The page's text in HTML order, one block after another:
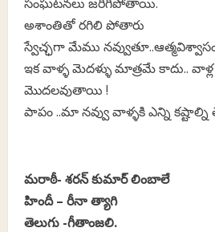
అశాంతితో రగిలి పోతారు
స్వేచ్ఛగా మేము
ఇక వాళ్ళ మెదళ్ళు మాత్రమే కాదు.. వాళ్ల
మొదలవుతాయి !
పాపం ..మా నవ్వు వాళ్ళకి ఎన్ని
మరాఠీ- శరన్ కుమార్ లింబాలే
హిందీ – రీనా త్యాగి
తెలుగు -గీతాంజలి.